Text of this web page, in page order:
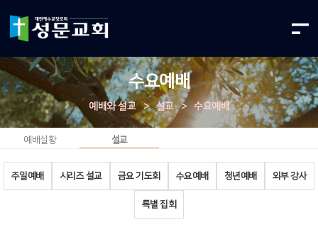
수요예배
예배와 설교 > 설교 > 수요예배
예배실황 설교
주일예배 시리즈 설교 금요 기도회 수요예배 청년예배 외부 강사
특별 집회